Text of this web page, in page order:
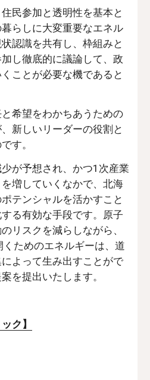
民参加と透明性を基本と
らしに大変重要なエネル
認識を共有し、枠組みと
し徹底的に議論して、政
ことが必要な機であると
希望をわかちあうための
新しいリーダーの役割と
す。
が予想され、かつ1次産業
増していくなかで、北海
テンシャルを活かすこと
る有効な手段です。原子
リスクを減らしながら、
ためのエネルギーは、道
よって生み出すことがで
を提出いたします。
ク】